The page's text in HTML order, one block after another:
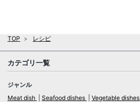
TOP レシピ
カテゴリ一覧
ジャンル
Meat dish
Seafood dishes Vegetable dishes